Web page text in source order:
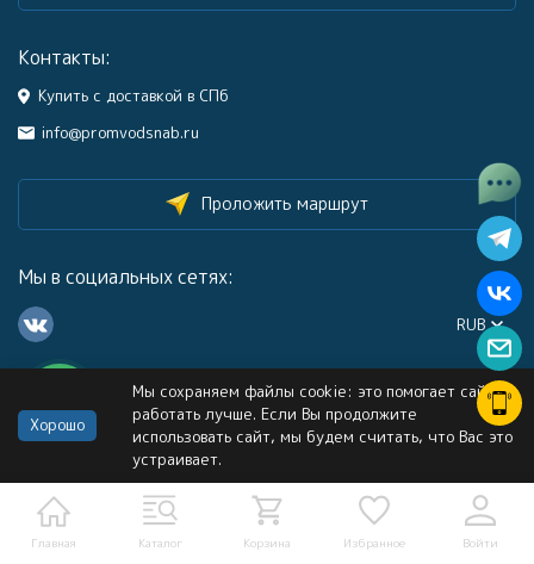
Главная Каталог Корзина Избранное Войти
Контакты:
Купить с доставкой в СПб
info@promvodsnab.ru
Проложить маршрут
Мы в социальных сетях:
RUB
Каталог
Услуги
Хорошо
Мы сохраняем файлы cookie: это помогает сайту
работать лучше. Если Вы продолжите
использовать сайт, мы будем считать, что Вас это
устраивает.